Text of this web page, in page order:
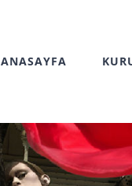
ANASAYFA